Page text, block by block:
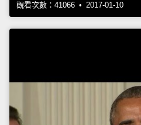
觀看次數：41066 • 2017-01-10